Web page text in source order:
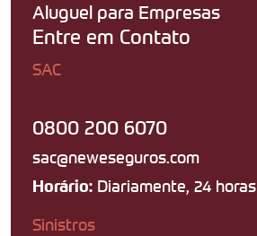
Aluguel para Empresas
Entre em Contato
SAC
0800 200 6070
sac@neweseguros.com
Horário: Diariamente, 24 horas
Sinistros